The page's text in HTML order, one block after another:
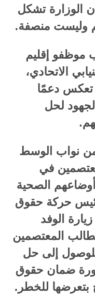
الوزارة تشكل
وليست منصفة.
موظفو إقليم
الاتحادي،
تعكس دعمًا
لحل
نواب الوسط
في
أوضاعهم الصحية
حركة حقوق
الوفد
المعتصمين
إلى حل
ضمان حقوق
بتعرضها للخطر.